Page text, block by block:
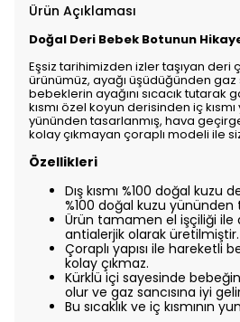
Ürün Açıklaması
Doğal Deri Bebek Botunun
Eşsiz tarihimizden izler taşıyan deri
ürünümüz, ayağı üşüdüğünden gaz
bebeklerin ayağını sıcacık tutarak
kısmı özel koyun derisinden iç
yününden tasarlanmış, hava
kolay çıkmayan çoraplı modeli ile
Özellikleri
Dış kısmı %100 doğal kuzu
%100 doğal kuzu yününden
Ürün tamamen el işçiliği ile
antialerjik olarak üretilmiştir.
Çoraplı yapısı ile hareketli
kolay çıkmaz.
Kürklü içi sayesinde
olur ve gaz sancısına iyi
Bu sıcaklık ve iç kısmının